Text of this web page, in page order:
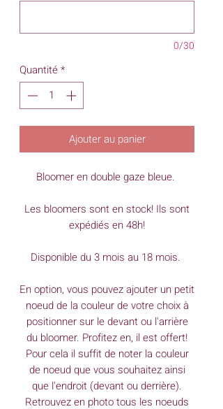
0/30
Quantité*
Ajouter au panier
Bloomer en double gaze bleue.
Les bloomers sont en stock! Ils sont
expédiés en 48h!
Disponible du 3 mois au 18 mois.
En option, vous pouvez ajouter un petit
noeud de la couleur de votre choix à
positionner sur le devant ou l'arrière
du bloomer. Profitez en, il est offert!
Pour cela il suffit de noter la couleur
de noeud que vous souhaitez ainsi
que l'endroit (devant ou derrière).
Retrouvez en photo tous les noeuds